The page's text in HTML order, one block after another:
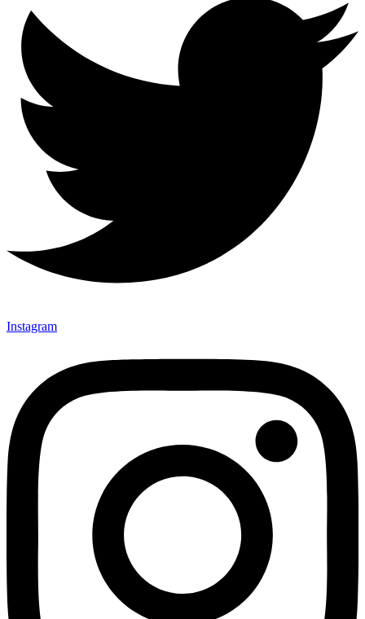
Instagram